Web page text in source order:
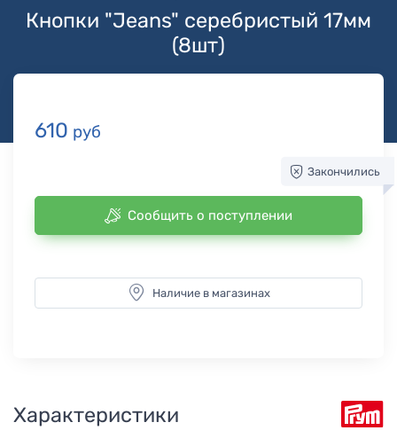
Кнопки "Jeans" серебристый 17мм
(8шт)
610 руб
Закончились
Сообщить о поступлении
Наличие в магазинах
Характеристики